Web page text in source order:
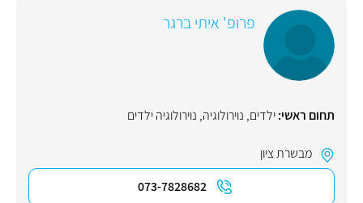
פרופ' איתי ברגר
תחום ראשי:ילדים, נוירולוגיה, נוירולוגיה ילדים
מבשרת ציון
073-7828682